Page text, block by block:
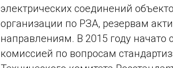
электрических соединений
организации по РЗА, резервам
направлениям. В 2015 году начато
комиссией по вопросам